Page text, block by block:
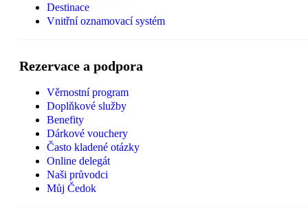
Destinace
Vnitřní oznamovací systém
Rezervace a podpora
Věrnostní program
Doplňkové služby
Benefity
Dárkové vouchery
Často kladené otázky
Online delegát
Naši průvodci
Můj Čedok